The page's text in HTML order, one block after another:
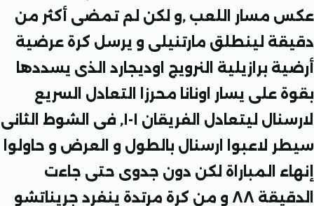
مسار اللعب ,و لكن لم تمضى أكثر من
لينطلق مارتنيلى و يرسل كرة عرضية
برازيلية النرويج اوديجارد الذى يسددها
على يسار اونانا محرزا التعادل السريع
لارسنال ليتعادل الفريقان ١-١, فى الشوط الثانى
لاعبوا ارسنال بالطول و العرض و حاولوا
المباراة لكن دون جدوى حتى جاءت
الدقيقة ٨٨ و من كرة مرتدة ينفرد جريناتشو